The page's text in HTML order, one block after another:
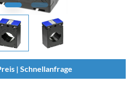
| Schnellanfrage